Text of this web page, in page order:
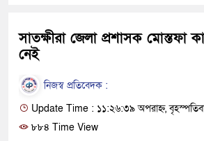
সাতক্ষীরা জেলা প্রশাসক মোস্তফা
নেই
নিজস্ব প্রতিবেদক :
Update Time : ১১:২৬:৩৯ অপরাহ্ন,
৮৮৪ Time View